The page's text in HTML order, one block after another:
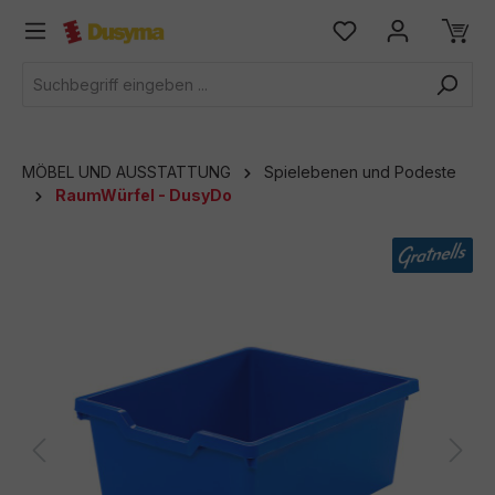
springen
MÖBEL UND AUSSTATTUNG
Spielebenen und Podeste
RaumWürfel - DusyDo